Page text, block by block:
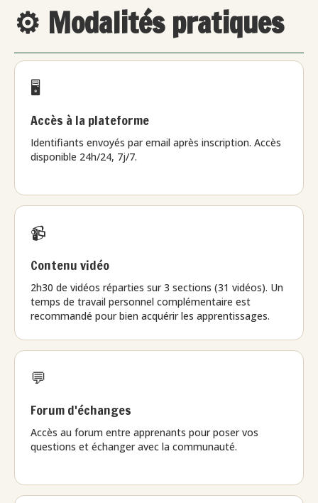
⚙️ Modalités pratiques
🖥️
Accès à la plateforme
Identifiants envoyés par email après inscription. Accès
disponible 24h/24, 7j/7.
📹
Contenu vidéo
2h30 de vidéos réparties sur 3 sections (31 vidéos). Un
temps de travail personnel complémentaire est
recommandé pour bien acquérir les apprentissages.
💬
Forum d'échanges
Accès au forum entre apprenants pour poser vos
questions et échanger avec la communauté.